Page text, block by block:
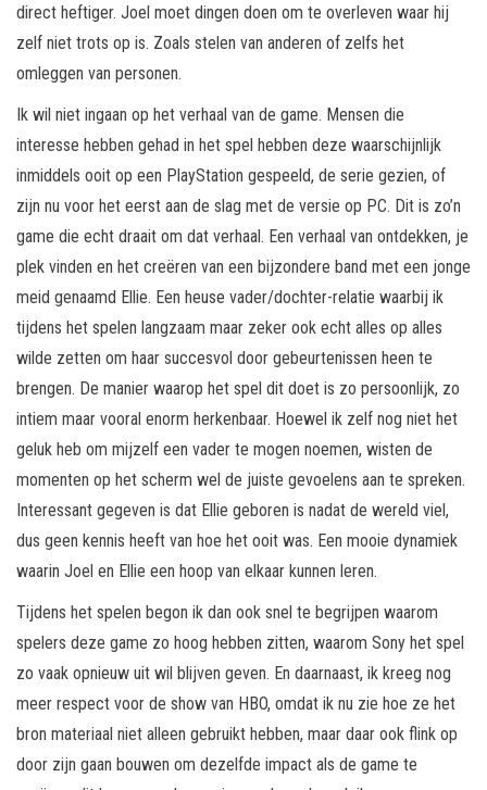
direct heftiger. Joel moet dingen doen om te overleven waar hij
zelf niet trots op is. Zoals stelen van anderen of zelfs het
omleggen van personen.
Ik wil niet ingaan op het verhaal van de game. Mensen die
interesse hebben gehad in het spel hebben deze waarschijnlijk
inmiddels ooit op een PlayStation gespeeld, de serie gezien, of
zijn nu voor het eerst aan de slag met de versie op PC. Dit is zo’n
game die echt draait om dat verhaal. Een verhaal van ontdekken, je
plek vinden en het creëren van een bijzondere band met een jonge
meid genaamd Ellie. Een heuse vader/dochter-relatie waarbij ik
tijdens het spelen langzaam maar zeker ook echt alles op alles
wilde zetten om haar succesvol door gebeurtenissen heen te
brengen. De manier waarop het spel dit doet is zo persoonlijk, zo
intiem maar vooral enorm herkenbaar. Hoewel ik zelf nog niet het
geluk heb om mijzelf een vader te mogen noemen, wisten de
momenten op het scherm wel de juiste gevoelens aan te spreken.
Interessant gegeven is dat Ellie geboren is nadat de wereld viel,
dus geen kennis heeft van hoe het ooit was. Een mooie dynamiek
waarin Joel en Ellie een hoop van elkaar kunnen leren.
Tijdens het spelen begon ik dan ook snel te begrijpen waarom
spelers deze game zo hoog hebben zitten, waarom Sony het spel
zo vaak opnieuw uit wil blijven geven. En daarnaast, ik kreeg nog
meer respect voor de show van HBO, omdat ik nu zie hoe ze het
bron materiaal niet alleen gebruikt hebben, maar daar ook flink op
door zijn gaan bouwen om dezelfde impact als de game te